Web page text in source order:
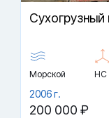
Cухогрузный
Морской HC
2006 г.
200 000 ₽